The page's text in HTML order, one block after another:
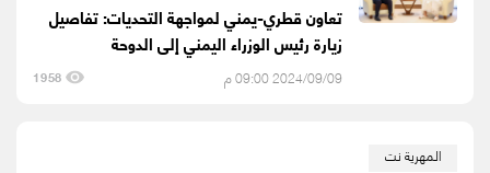
تعاون قطري-يمني لمواجهة التحديات: تفاصيل
زيارة رئيس الوزراء اليمني إلى الدوحة
2024/09/09 09:00 م 1958
المهرية نت